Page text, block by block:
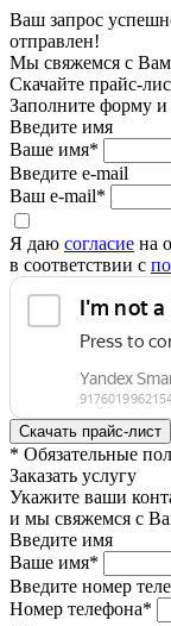
Ваш запрос
отправлен!
Мы свяжемся с
Скачайте прайс-
Заполните форму и
Введите имя
Ваше имя*
Введите e-mail
Ваш e-mail*
Я даю согласие на
в соответствии с
* Обязательные
Заказать услугу
Укажите ваши
и мы свяжемся с
Введите имя
Ваше имя*
Введите номер
Номер телефона*